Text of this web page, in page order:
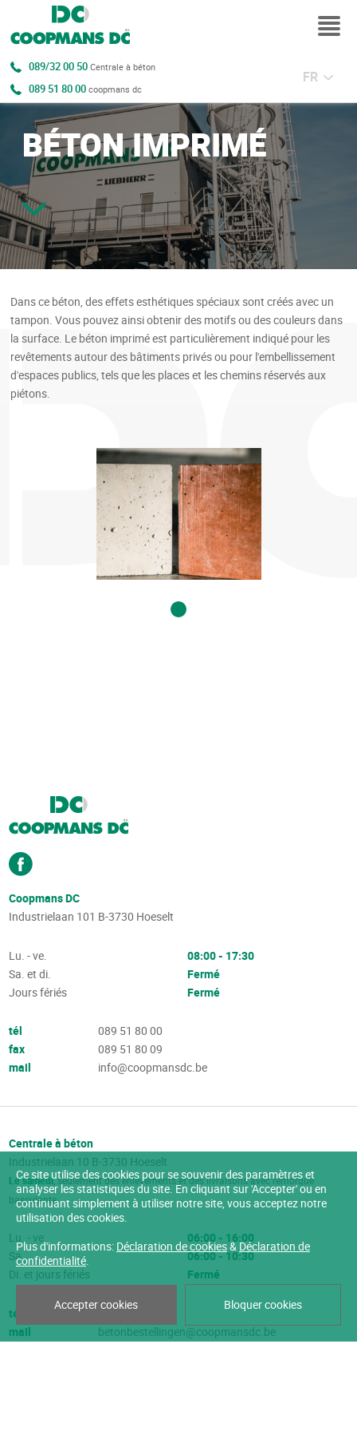
089/32 00 50Centrale à béton
089 51 80 00coopmans dc
FR
BÉTON IMPRIMÉ
Dans ce béton, des effets esthétiques spéciaux sont créés avec un
tampon. Vous pouvez ainsi obtenir des motifs ou des couleurs dans
la surface. Le béton imprimé est particulièrement indiqué pour les
revêtements autour des bâtiments privés ou pour l'embellissement
d'espaces publics, tels que les places et les chemins réservés aux
piétons.
Coopmans DC
Industrielaan 101 B-3730 Hoeselt
Lu. - ve.
Sa. et di.
Jours fériés
08:00 - 17:30
Fermé
Fermé
tél
fax
mail
089 51 80 00
089 51 80 09
info@coopmansdc.be
Centrale à béton
Industrielaan 10 B-3730 Hoeselt
Le samedi, seulement des enlèvements et des livraisons avec remorque
basculante
Lu. - ve.
Sa.
Di. et jours fériés
06:00 - 16:00
06:00 - 10:30
Fermé
tél
mail
089/32 00 50
betonbestellingen@coopmansdc.be
Ce site utilise des cookies pour se souvenir des paramètres et
analyser les statistiques du site. En cliquant sur 'Accepter' ou en
continuant simplement à utiliser notre site, vous acceptez notre
utilisation des cookies.
Plus d'informations: Déclaration de cookies&Déclaration de
confidentialité.
Accepter cookies Bloquer cookies